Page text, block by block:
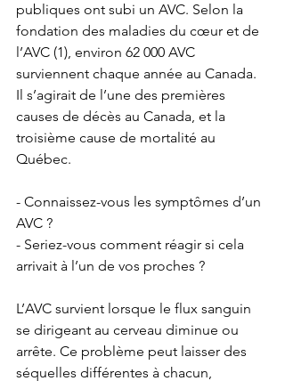
publiques ont subi un AVC. Selon la
fondation des maladies du cœur et de
l’AVC (1), environ 62 000 AVC
surviennent chaque année au Canada.
Il s’agirait de l’une des premières
causes de décès au Canada, et la
troisième cause de mortalité au
Québec.
- Connaissez-vous les symptômes d’un
AVC ?
- Seriez-vous comment réagir si cela
arrivait à l’un de vos proches ?
L’AVC survient lorsque le flux sanguin
se dirigeant au cerveau diminue ou
arrête. Ce problème peut laisser des
séquelles différentes à chacun,